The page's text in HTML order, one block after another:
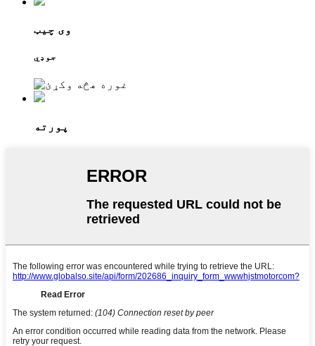
وی چیټ
جوډي
پورته